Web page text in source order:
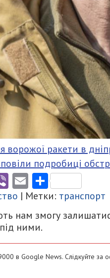
ворожої ракети в
подробиці
ViberEmail
| Метки: транспорт
нам змогу
ними.
в Google News. Слідкуйте за